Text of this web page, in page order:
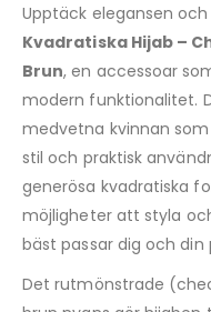
Upptäck elegansen
Kvadratiska Hijab –
Brun, en accessoar
modern funktionalitet.
medvetna kvinnan
stil och praktisk
generösa kvadratiska
möjligheter att styla
bäst passar dig och din
Det rutmönstrade